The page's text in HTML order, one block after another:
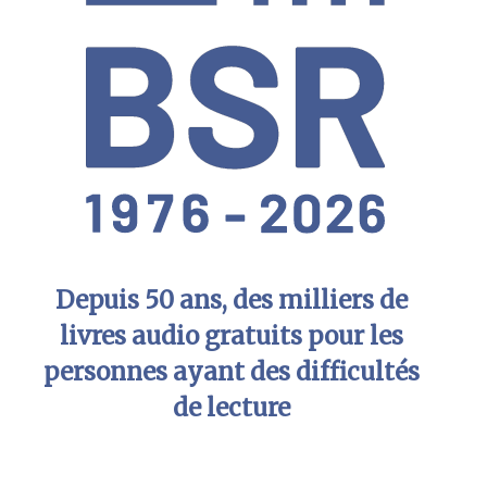
Depuis 50 ans, des milliers de
livres audio gratuits pour les
personnes ayant des difficultés
de lecture